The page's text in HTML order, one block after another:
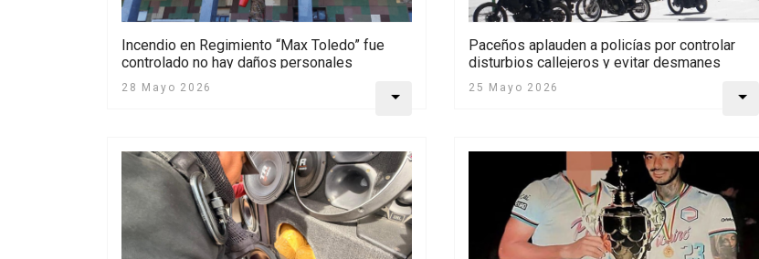
Incendio en Regimiento “Max Toledo” fue
controlado no hay daños personales
28 Mayo 2026
Paceños aplauden a policías por controlar
disturbios callejeros y evitar desmanes
25 Mayo 2026